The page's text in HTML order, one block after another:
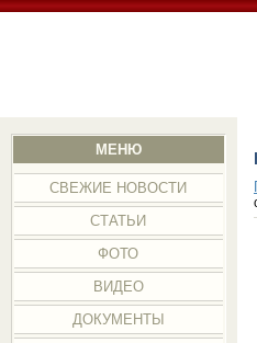
МЕНЮ
СВЕЖИЕ НОВОСТИ
СТАТЬИ
ФОТО
ВИДЕО
ДОКУМЕНТЫ